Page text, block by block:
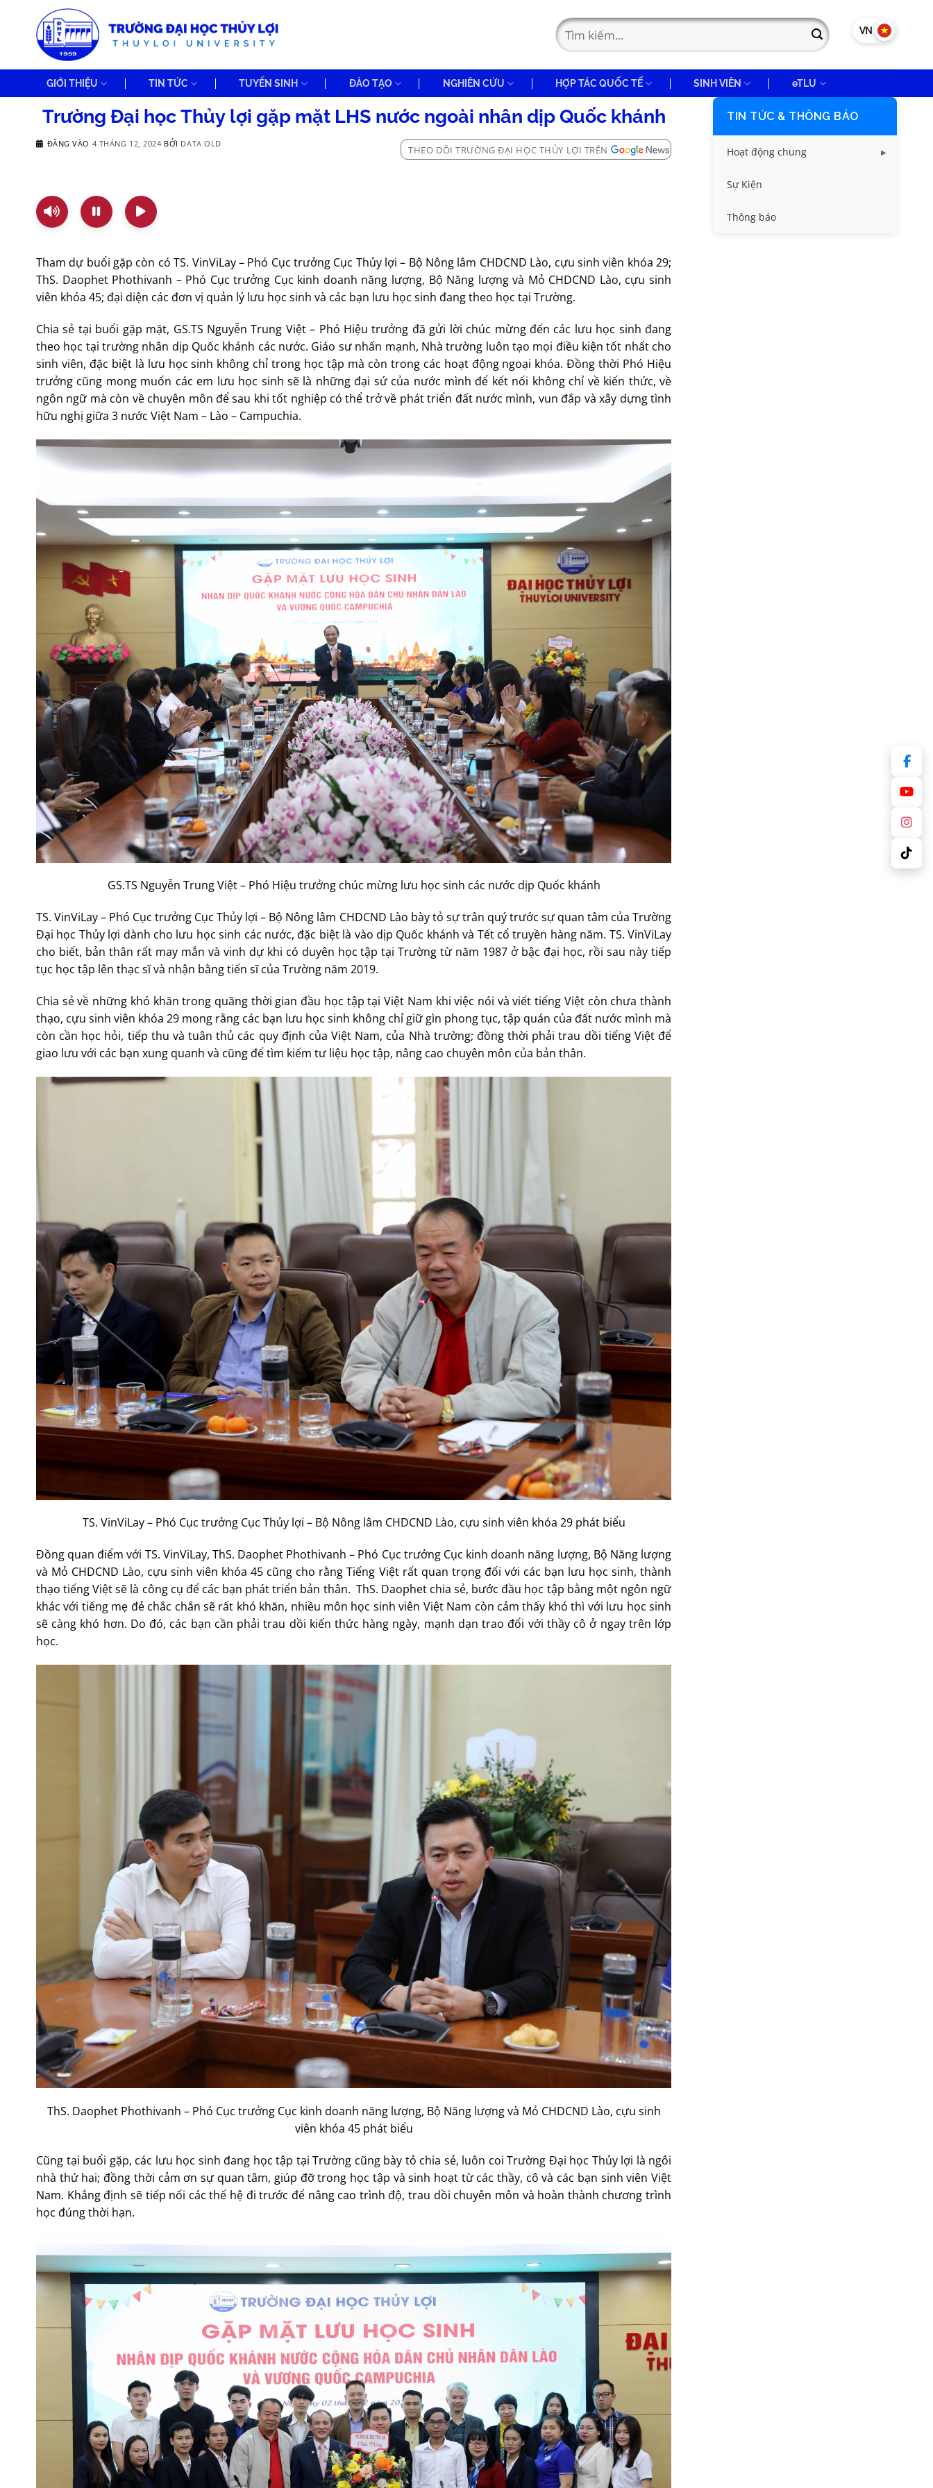
VN EN
GIỚI THIỆU TIN TỨC TUYỂN SINH ĐÀO TẠO NGHIÊN CỨU HỢP TÁC QUỐC TẾ SINH VIÊN eTLU
Trường Đại học Thủy lợi gặp mặt LHS nước ngoài nhân dịp Quốc khánh
ĐĂNG VÀO 4 THÁNG 12, 2024 BỞI DATA OLD
THEO DÕI TRƯỜNG ĐẠI HỌC THỦY LỢI TRÊN
Tham dự buổi gặp còn có TS. VinViLay – Phó Cục trưởng Cục Thủy lợi – Bộ Nông lâm CHDCND Lào, cựu sinh viên khóa 29;
ThS. Daophet Phothivanh – Phó Cục trưởng Cục kinh doanh năng lượng, Bộ Năng lượng và Mỏ CHDCND Lào, cựu sinh
viên khóa 45; đại diện các đơn vị quản lý lưu học sinh và các bạn lưu học sinh đang theo học tại Trường.
Chia sẻ tại buổi gặp mặt, GS.TS Nguyễn Trung Việt – Phó Hiệu trưởng đã gửi lời chúc mừng đến các lưu học sinh đang
theo học tại trường nhân dịp Quốc khánh các nước. Giáo sư nhấn mạnh, Nhà trường luôn tạo mọi điều kiện tốt nhất cho
sinh viên, đặc biệt là lưu học sinh không chỉ trong học tập mà còn trong các hoạt động ngoại khóa. Đồng thời Phó Hiệu
trưởng cũng mong muốn các em lưu học sinh sẽ là những đại sứ của nước mình để kết nối không chỉ về kiến thức, về
ngôn ngữ mà còn về chuyên môn để sau khi tốt nghiệp có thể trở về phát triển đất nước mình, vun đắp và xây dựng tình
hữu nghị giữa 3 nước Việt Nam – Lào – Campuchia.
GS.TS Nguyễn Trung Việt – Phó Hiệu trưởng chúc mừng lưu học sinh các nước dịp Quốc khánh
TS. VinViLay – Phó Cục trưởng Cục Thủy lợi – Bộ Nông lâm CHDCND Lào bày tỏ sự trân quý trước sự quan tâm của Trường
Đại học Thủy lợi dành cho lưu học sinh các nước, đặc biệt là vào dịp Quốc khánh và Tết cổ truyền hàng năm. TS. VinViLay
cho biết, bản thân rất may mắn và vinh dự khi có duyên học tập tại Trường từ năm 1987 ở bậc đại học, rồi sau này tiếp
tục học tập lên thạc sĩ và nhận bằng tiến sĩ của Trường năm 2019.
Chia sẻ về những khó khăn trong quãng thời gian đầu học tập tại Việt Nam khi việc nói và viết tiếng Việt còn chưa thành
thạo, cựu sinh viên khóa 29 mong rằng các bạn lưu học sinh không chỉ giữ gìn phong tục, tập quán của đất nước mình mà
còn cần học hỏi, tiếp thu và tuân thủ các quy định của Việt Nam, của Nhà trường; đồng thời phải trau dồi tiếng Việt để
giao lưu với các bạn xung quanh và cũng để tìm kiếm tư liệu học tập, nâng cao chuyên môn của bản thân.
TS. VinViLay – Phó Cục trưởng Cục Thủy lợi – Bộ Nông lâm CHDCND Lào, cựu sinh viên khóa 29 phát biểu
Đồng quan điểm với TS. VinViLay, ThS. Daophet Phothivanh – Phó Cục trưởng Cục kinh doanh năng lượng, Bộ Năng lượng
và Mỏ CHDCND Lào, cựu sinh viên khóa 45 cũng cho rằng Tiếng Việt rất quan trọng đối với các bạn lưu học sinh, thành
thạo tiếng Việt sẽ là công cụ để các bạn phát triển bản thân. ThS. Daophet chia sẻ, bước đầu học tập bằng một ngôn ngữ
khác với tiếng mẹ đẻ chắc chắn sẽ rất khó khăn, nhiều môn học sinh viên Việt Nam còn cảm thấy khó thì với lưu học sinh
sẽ càng khó hơn. Do đó, các bạn cần phải trau dồi kiến thức hàng ngày, mạnh dạn trao đổi với thầy cô ở ngay trên lớp
học.
ThS. Daophet Phothivanh – Phó Cục trưởng Cục kinh doanh năng lượng, Bộ Năng lượng và Mỏ CHDCND Lào, cựu sinh
viên khóa 45 phát biểu
Cũng tại buổi gặp, các lưu học sinh đang học tập tại Trường cũng bày tỏ chia sẻ, luôn coi Trường Đại học Thủy lợi là ngôi
nhà thứ hai; đồng thời cảm ơn sự quan tâm, giúp đỡ trong học tập và sinh hoạt từ các thầy, cô và các bạn sinh viên Việt
Nam. Khẳng định sẽ tiếp nối các thế hệ đi trước để nâng cao trình độ, trau dồi chuyên môn và hoàn thành chương trình
học đúng thời hạn.
TIN TỨC & THÔNG BÁO
Hoạt động chung
Tin công tác sinh viên
Tin đào tạo
Sự Kiện
Thông báo